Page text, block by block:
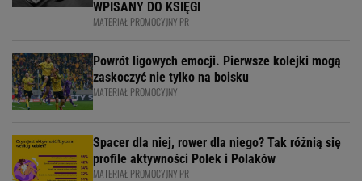
WPISANY DO KSIĘGI
MATERIAŁ PROMOCYJNY PR
Powrót ligowych emocji. Pierwsze kolejki mogą
zaskoczyć nie tylko na boisku
MATERIAŁ PROMOCYJNY
Spacer dla niej, rower dla niego? Tak różnią się
profile aktywności Polek i Polaków
MATERIAŁ PROMOCYJNY PR